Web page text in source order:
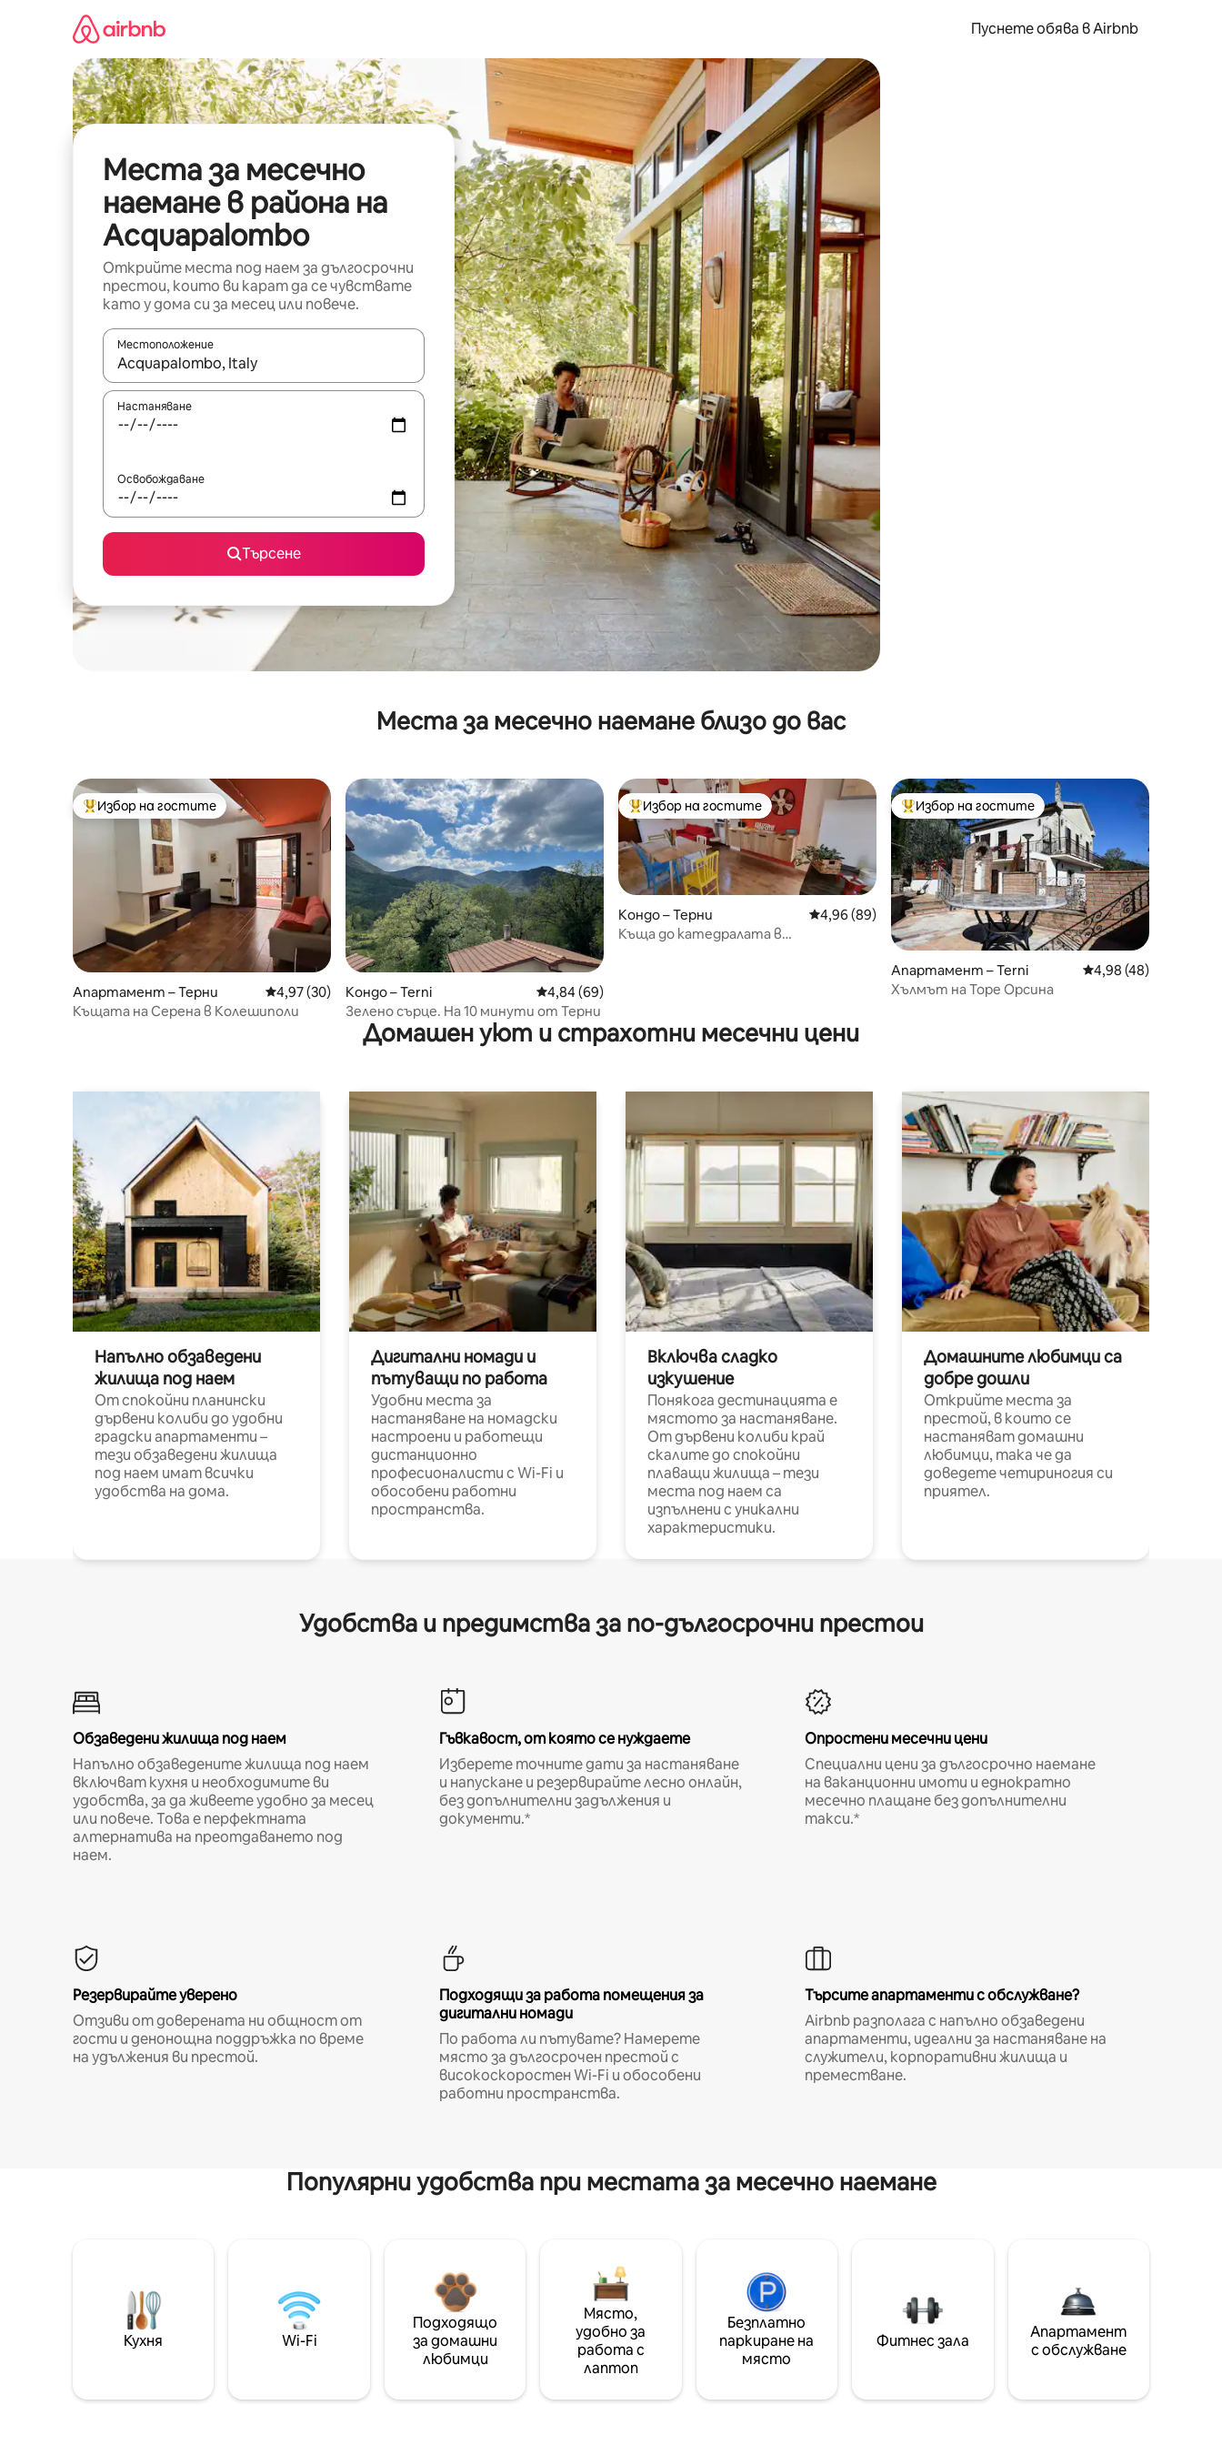
съдържанието
Пуснете обява в Airbnb
Места за месечно
наемане в района на
Acquapalombo
Открийте места под наем за дългосрочни
престои, които ви карат да се чувствате
като у дома си за месец или повече.
Местоположение
Когато резултатите се покажат, използвайте клавишите със стрелки нагоре и надолу или навигирайте с докосване или плъзгане.
Настаняване
Освобождаване
Търсене
Места за месечно наемане близо до вас
Най-популярен избор на гостите
Избор на гостите
Апартамент – Терни Средна оценка: 4,97 от 5, 30 отзива
4,97 (30)
Къщата на Серена в Колешиполи
Кондо – Terni Средна оценка: 4,84 от 5, 69 отзива
4,84 (69)
Зелено сърце. На 10 минути от Терни
Най-популярен избор на гостите
Избор на гостите
Кондо – Терни Средна оценка: 4,96 от 5, 89 отзива
4,96 (89)
Къща до катедралата в
Най-популярен избор на гостите
Избор на гостите
Апартамент – Terni Средна оценка:
4,98 (48)
Хълмът на Торе Орсина
Домашен уют и страхотни месечни цени
Напълно обзаведени
жилища под наем
От спокойни планински
дървени колиби до удобни
градски апартаменти –
тези обзаведени жилища
под наем имат всички
удобства на дома.
Дигитални номади и
пътуващи по работа
Удобни места за
настаняване на номадски
настроени и работещи
дистанционно
професионалисти с Wi-Fi и
обособени работни
пространства.
Включва сладко
изкушение
Понякога дестинацията е
мястото за настаняване.
От дървени колиби край
скалите до спокойни
плаващи жилища – тези
места под наем са
изпълнени с уникални
характеристики.
Домашните любимци са
добре дошли
Открийте места за
престой, в които се
настаняват домашни
любимци, така че да
доведете четириногия си
приятел.
Удобства и предимства за по-дългосрочни престои
Обзаведени жилища под наем
Напълно обзаведените жилища под наем
включват кухня и необходимите ви
удобства, за да живеете удобно за месец
или повече. Това е перфектната
алтернатива на преотдаването под
наем.
Гъвкавост, от която се нуждаете
Изберете точните дати за настаняване
и напускане и резервирайте лесно онлайн,
без допълнителни задължения и
документи.*
Опростени месечни цени
Специални цени за дългосрочно наемане
на ваканционни имоти и еднократно
месечно плащане без допълнителни
такси.*
Резервирайте уверено
Отзиви от доверената ни общност от
гости и денонощна поддръжка по време
на удължения ви престой.
Подходящи за работа помещения за
дигитални номади
По работа ли пътувате? Намерете
място за дългосрочен престой с
високоскоростен Wi-Fi и обособени
работни пространства.
Търсите апартаменти с обслужване?
Airbnb разполага с напълно обзаведени
апартаменти, идеални за настаняване на
служители, корпоративни жилища и
преместване.
Популярни удобства при местата за месечно наемане
Кухня Wi-Fi
Подходящо
за домашни
любимци
Място,
удобно за
работа с
лаптоп
Безплатно
паркиране на
място
Фитнес зала
Апартамент
с обслужване